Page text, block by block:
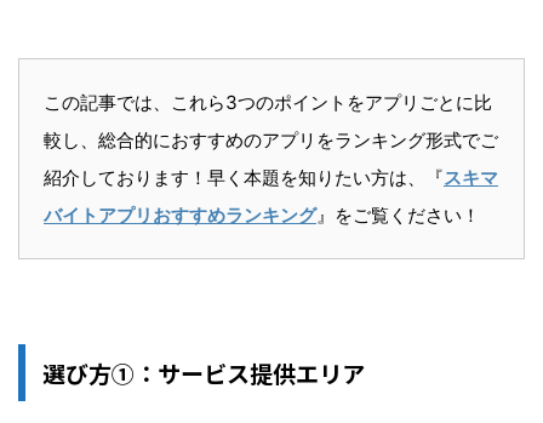
この記事では、これら3つのポイントをアプリごとに比
較し、総合的におすすめのアプリをランキング形式でご
紹介しております！早く本題を知りたい方は、『スキマ
バイトアプリおすすめランキング』をご覧ください！
選び方①：サービス提供エリア